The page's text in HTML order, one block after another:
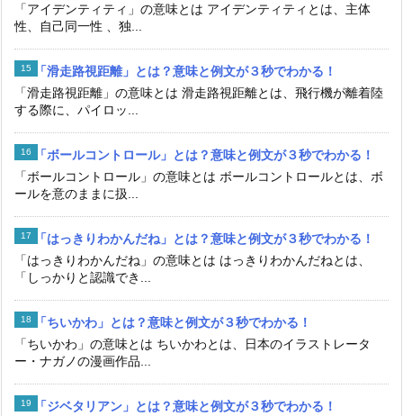
「アイデンティティ」の意味とは アイデンティティとは、主体
性、自己同一性 、独...
「滑走路視距離」とは？意味と例文が３秒でわかる！
「滑走路視距離」の意味とは 滑走路視距離とは、飛行機が離着陸
する際に、パイロッ...
「ボールコントロール」とは？意味と例文が３秒でわかる！
「ボールコントロール」の意味とは ボールコントロールとは、ボ
ールを意のままに扱...
「はっきりわかんだね」とは？意味と例文が３秒でわかる！
「はっきりわかんだね」の意味とは はっきりわかんだねとは、
「しっかりと認識でき...
「ちいかわ」とは？意味と例文が３秒でわかる！
「ちいかわ」の意味とは ちいかわとは、日本のイラストレータ
ー・ナガノの漫画作品...
「ジベタリアン」とは？意味と例文が３秒でわかる！